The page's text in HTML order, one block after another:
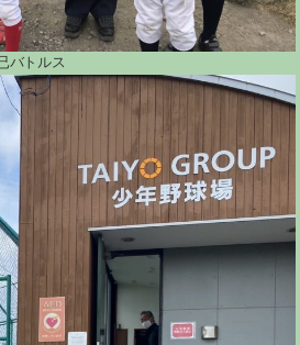
バトルス